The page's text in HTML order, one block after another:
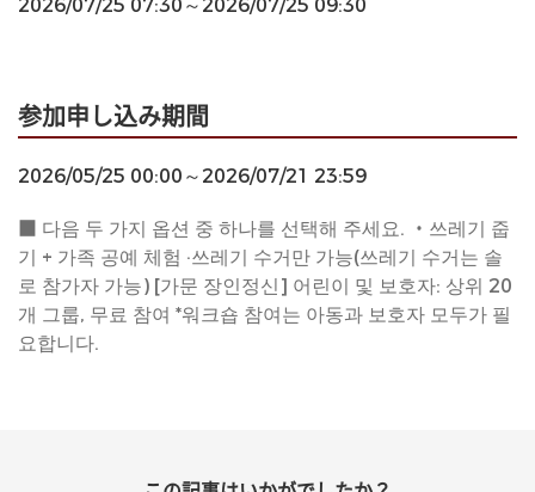
2026/07/25 07:30～2026/07/25 09:30
参加申し込み期間
2026/05/25 00:00～2026/07/21 23:59
■ 다음 두 가지 옵션 중 하나를 선택해 주세요. ・쓰레기 줍
기 + 가족 공예 체험 ·쓰레기 수거만 가능(쓰레기 수거는 솔
로 참가자 가능) [가문 장인정신] 어린이 및 보호자: 상위 20
개 그룹, 무료 참여 *워크숍 참여는 아동과 보호자 모두가 필
요합니다.